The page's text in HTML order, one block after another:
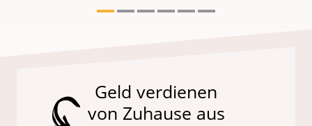
Geld verdienen
von Zuhause aus